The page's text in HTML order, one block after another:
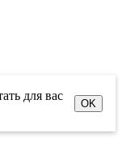
для вас
OK